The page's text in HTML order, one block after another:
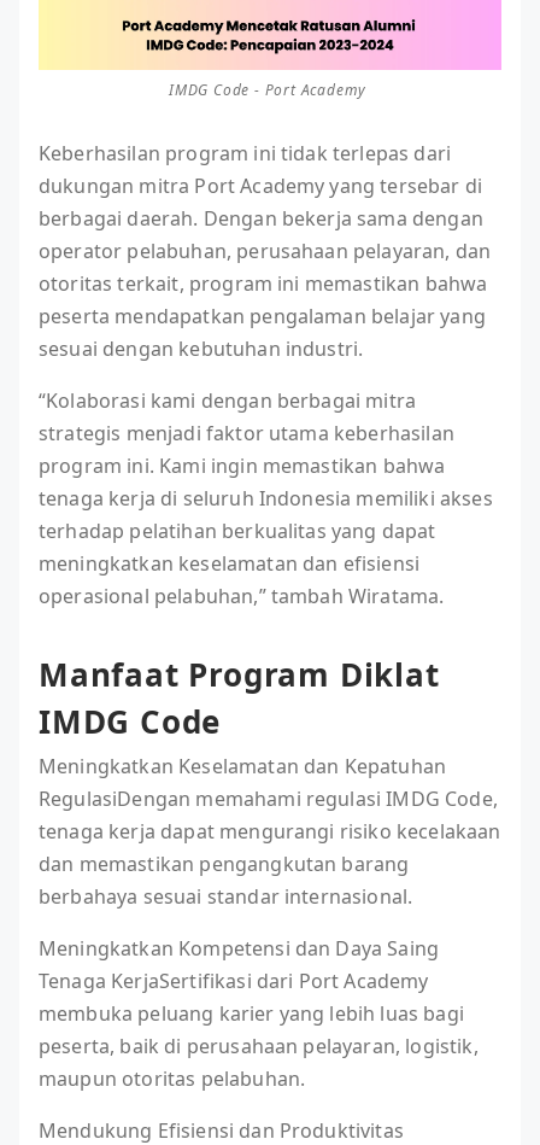
IMDG Code - Port Academy
Keberhasilan program ini tidak terlepas dari
dukungan mitra Port Academy yang tersebar di
berbagai daerah. Dengan bekerja sama dengan
operator pelabuhan, perusahaan pelayaran, dan
otoritas terkait, program ini memastikan bahwa
peserta mendapatkan pengalaman belajar yang
sesuai dengan kebutuhan industri.
“Kolaborasi kami dengan berbagai mitra
strategis menjadi faktor utama keberhasilan
program ini. Kami ingin memastikan bahwa
tenaga kerja di seluruh Indonesia memiliki akses
terhadap pelatihan berkualitas yang dapat
meningkatkan keselamatan dan efisiensi
operasional pelabuhan,” tambah Wiratama.
Manfaat Program Diklat
IMDG Code
Meningkatkan Keselamatan dan Kepatuhan
RegulasiDengan memahami regulasi IMDG Code,
tenaga kerja dapat mengurangi risiko kecelakaan
dan memastikan pengangkutan barang
berbahaya sesuai standar internasional.
Meningkatkan Kompetensi dan Daya Saing
Tenaga KerjaSertifikasi dari Port Academy
membuka peluang karier yang lebih luas bagi
peserta, baik di perusahaan pelayaran, logistik,
maupun otoritas pelabuhan.
Mendukung Efisiensi dan Produktivitas